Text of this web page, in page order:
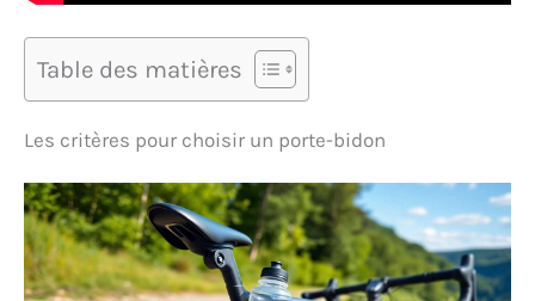
Table des matières
Les critères pour choisir un porte-bidon